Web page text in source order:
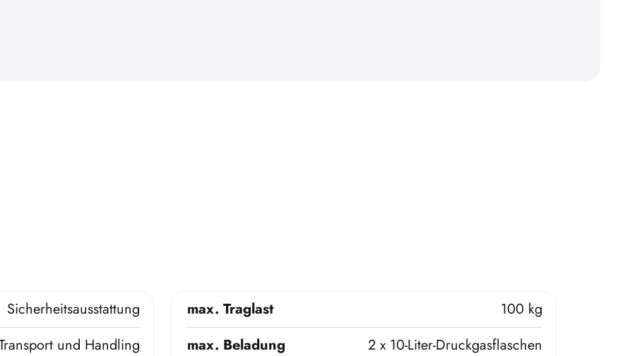
Sicherheitsausstattung
und Handling
max. Traglast
100 kg
max. Beladung
2 x 10-Liter-Druckgasflaschen